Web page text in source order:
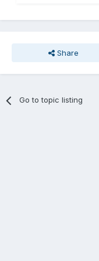
Share
Go to topic listing